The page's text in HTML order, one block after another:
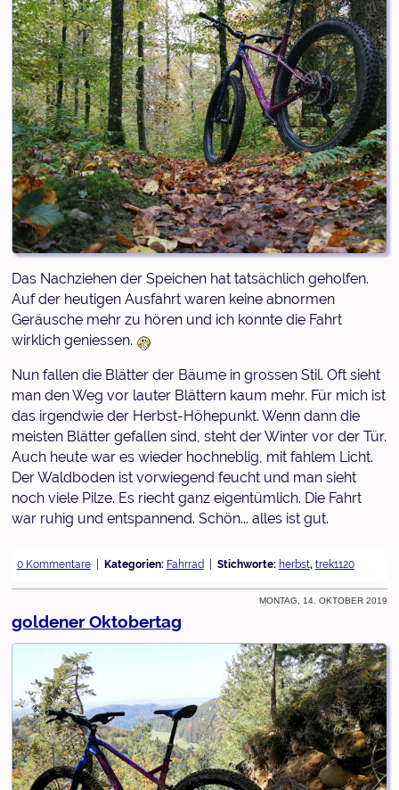
Das Nachziehen der Speichen hat tatsächlich geholfen.
Auf der heutigen Ausfahrt waren keine abnormen
Geräusche mehr zu hören und ich konnte die Fahrt
wirklich geniessen.
Nun fallen die Blätter der Bäume in grossen Stil. Oft sieht
man den Weg vor lauter Blättern kaum mehr. Für mich ist
das irgendwie der Herbst-Höhepunkt. Wenn dann die
meisten Blätter gefallen sind, steht der Winter vor der Tür.
Auch heute war es wieder hochneblig, mit fahlem Licht.
Der Waldboden ist vorwiegend feucht und man sieht
noch viele Pilze. Es riecht ganz eigentümlich. Die Fahrt
war ruhig und entspannend. Schön... alles ist gut.
0 Kommentare Kategorien: Fahrrad Stichworte: herbst, trek1120
Montag, 14. Oktober 2019
goldener Oktobertag